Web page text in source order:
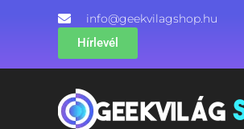
info@geekvilagshop.hu
Hírlevél